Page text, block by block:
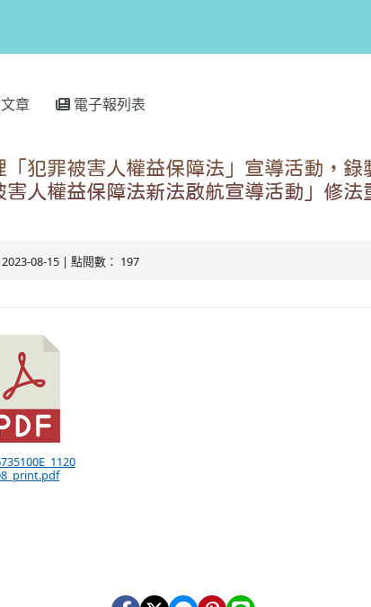
章 電子報列表
「犯罪被害人權益保障法」宣導活動，錄
害人權益保障法新法啟航宣導活動」修法
08-15 | 點閱數： 197